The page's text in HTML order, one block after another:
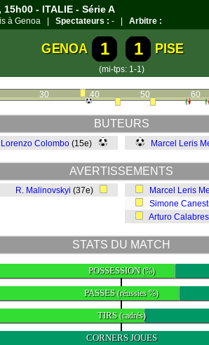
- ITALIE - Série A
à Genoa | Spectateurs : - | Arbitre :
GENOA 1 1 PISE
(mi-tps: 1-1)
30 40 50 60
BUTEURS
Lorenzo Colombo (15e) Marcel Leris
AVERTISSEMENTS
R. Malinovskyi (37e) Marcel Leris
Simone
Arturo
STATS DU MATCH
POSSESSION(%)
PASSES(réussies %)
TIRS(cadrés)
CORNERS JOUES